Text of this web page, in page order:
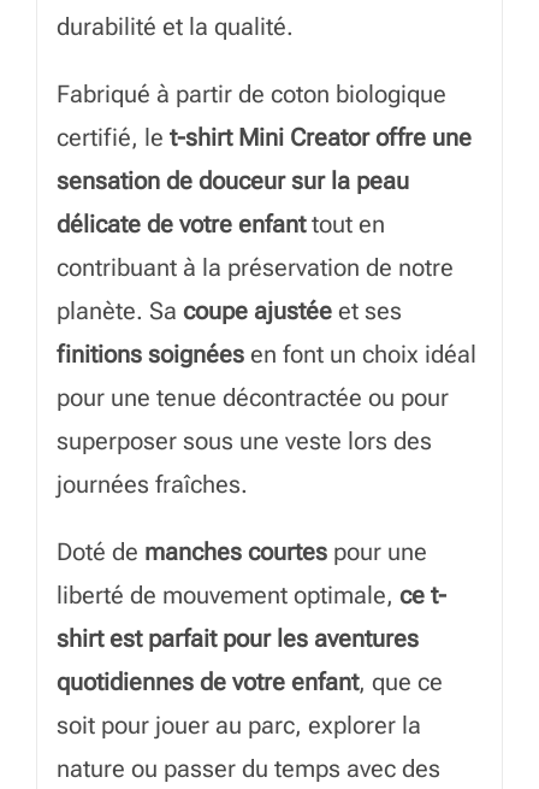
durabilité et la qualité.
Fabriqué à partir de coton biologique
certifié, le t-shirt Mini Creator offre une
sensation de douceur sur la peau
délicate de votre enfanttout en
contribuant à la préservation de notre
planète. Sa coupe ajustéeet ses
finitions soignéesen font un choix idéal
pour une tenue décontractée ou pour
superposer sous une veste lors des
journées fraîches.
Doté de manches courtespour une
liberté de mouvement optimale, ce t-
shirt est parfait pour les aventures
quotidiennes de votre enfant, que ce
soit pour jouer au parc, explorer la
nature ou passer du temps avec des